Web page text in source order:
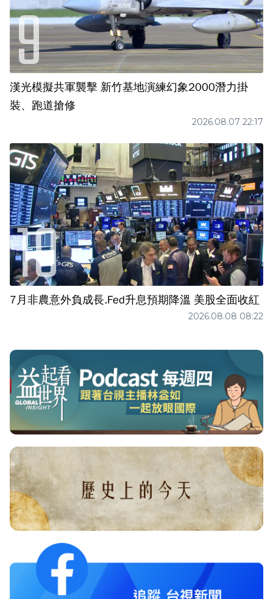
漢光模擬共軍襲擊 新竹基地演練幻象2000潛力掛
裝、跑道搶修
2026.08.07 22:17
7月非農意外負成長.Fed升息預期降溫 美股全面收紅
2026.08.08 08:22